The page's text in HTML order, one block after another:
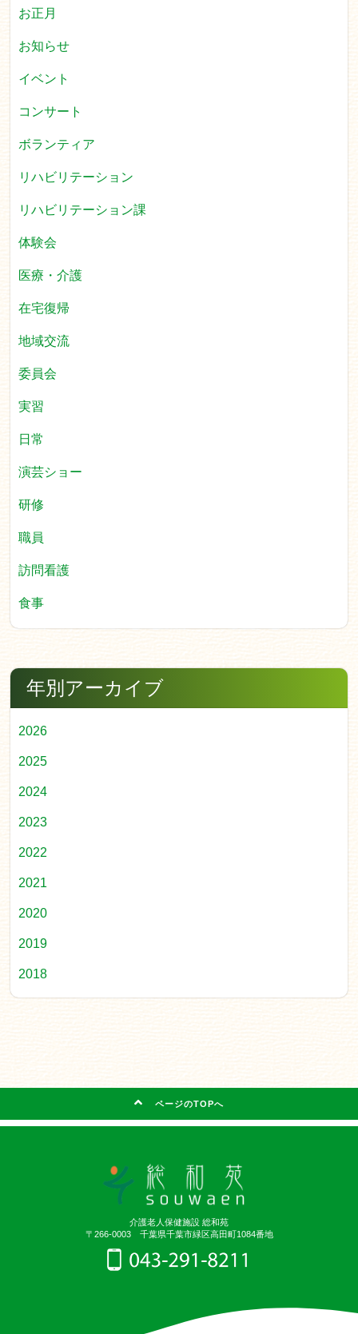
お正月
お知らせ
イベント
コンサート
ボランティア
リハビリテーション
リハビリテーション課
体験会
医療・介護
在宅復帰
地域交流
委員会
実習
日常
演芸ショー
研修
職員
訪問看護
食事
年別アーカイブ
2026
2025
2024
2023
2022
2021
2020
2019
2018
ページのTOPへ
介護老人保健施設 総和苑
〒266-0003 千葉県千葉市緑区高田町1084番地